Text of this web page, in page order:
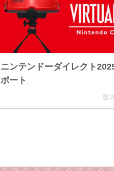
ニンテンドーダイレクト
ポート